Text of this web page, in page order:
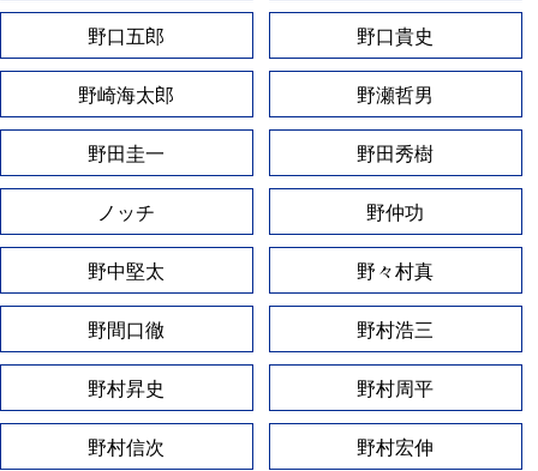
野口五郎 野口貴史
野崎海太郎 野瀬哲男
野田圭一 野田秀樹
ノッチ 野仲功
野中堅太 野々村真
野間口徹 野村浩三
野村昇史 野村周平
野村信次 野村宏伸